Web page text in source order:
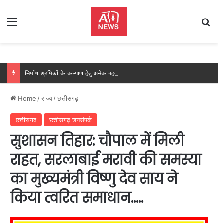
Menu
Home /राज्य /छत्तीसगढ़
छत्तीसगढ़ छत्तीसगढ़ जनसंपर्क
सुशासन तिहार: चौपाल में मिली
राहत, सरलाबाई मरावी की समस्या
का मुख्यमंत्री विष्णु देव साय ने
किया त्वरित समाधान…..